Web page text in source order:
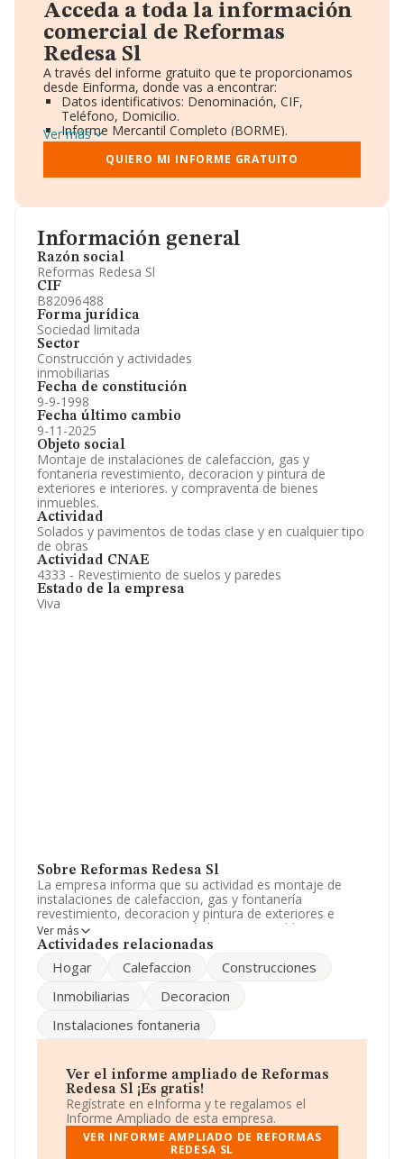
Información general
Razón social
Reformas Redesa Sl
CIF
B82096488
Forma jurídica
Sociedad limitada
Sector
Construcción y actividades
inmobiliarias
Fecha de constitución
9-9-1998
Fecha último cambio
9-11-2025
Objeto social
Montaje de instalaciones de calefaccion, gas y
fontaneria revestimiento, decoracion y pintura de
exteriores e interiores. y compraventa de bienes
inmuebles.
Actividad
Solados y pavimentos de todas clase y en cualquier tipo
de obras
Actividad CNAE
4333 - Revestimiento de suelos y paredes
Estado de la empresa
Viva
Sobre Reformas Redesa Sl
La empresa informa que su actividad es montaje de
instalaciones de calefaccion, gas y fontanería
revestimiento, decoracion y pintura de exteriores e
interiores. y compraventa de bienes inmuebles. La
empresa es una Sociedad Limitada. Clasifica su
paredes', código 4333. La compañía no tiene actividad
cuenta la información disponible en INFORMA, ha
dispuesto de un número de empleados por debajo de la
Dentro del ranking de empresas elaborado por
INFORMA, atendiendo a los niveles de facturación de la
compañía, se destaca que: frente al año 2023, la
compañía se ha posicionado 93 puestos por debajo en
el ranking sectorial, pasando del 1.207 al 1.300. Tienen
Ver más
Actividades relacionadas
Hogar Calefaccion
Construcciones
Inmobiliarias
Decoracion
Instalaciones fontaneria
Ver el informe ampliado de Reformas
Redesa Sl ¡Es gratis!
Regístrate en eInforma y te regalamos el
Informe Ampliado de esta empresa.
VER INFORME AMPLIADO DE REFORMAS
REDESA SL
Acceda a toda la información
comercial de Reformas
Redesa Sl
A través del informe gratuito que te proporcionamos
desde Einforma, donde vas a encontrar:
Datos identificativos: Denominación, CIF,
Teléfono, Domicilio.
Informe Mercantil Completo (BORME).
Gráficos de Evolución Ventas y Empleados.
Consejo de Administración y Administradores.
Directivos y Ejecutivos.
Información oficial y registral complementaria.
Ver más
QUIERO MI INFORME GRATUITO